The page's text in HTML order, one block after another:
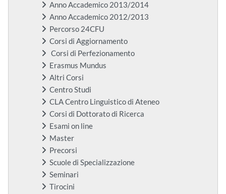
Anno Accademico 2013/2014
Anno Accademico 2012/2013
Percorso 24CFU
Corsi di Aggiornamento
Corsi di Perfezionamento
Erasmus Mundus
Altri Corsi
Centro Studi
CLA Centro Linguistico di Ateneo
Corsi di Dottorato di Ricerca
Esami on line
Master
Precorsi
Scuole di Specializzazione
Seminari
Tirocini